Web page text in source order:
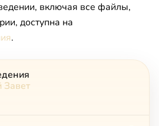
включая все файлы,
доступна на
.